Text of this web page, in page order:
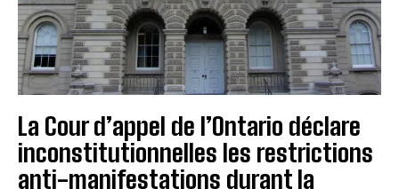
La Cour d’appel de l’Ontario déclare
inconstitutionnelles les restrictions
anti-manifestations durant la